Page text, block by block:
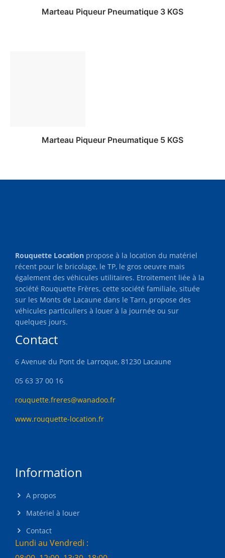
Marteau Piqueur Pneumatique 3 KGS
Marteau Piqueur Pneumatique 5 KGS
Rouquette Location propose à la location du matériel
récent pour le bricolage, le TP, le gros oeuvre mais
également des véhicules utilitaires. Etroitement liée à la
société Rouquette Frères, cette société familiale, située
sur les Monts de Lacaune dans le Tarn, propose des
véhicules particuliers à louer à la journée ou sur
quelques jours.
Contact
6 Avenue du Pont de Larroque, 81230 Lacaune
05 63 37 00 16
rouquette.freres@wanadoo.fr
www.rouquette-location.fr
Information
A propos
Matériel à louer
Contact
Lundi au Vendredi :